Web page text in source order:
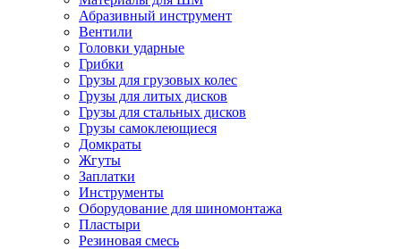
Абразивный инструмент
Вентили
Головки ударные
Грибки
Грузы для грузовых колес
Грузы для литых дисков
Грузы для стальных дисков
Грузы самоклеющиеся
Домкраты
Жгуты
Заплатки
Инструменты
Оборудование для шиномонтажа
Пластыри
Резиновая смесь